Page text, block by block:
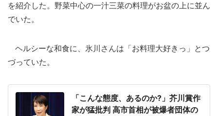
を紹介した。野菜中心の一汁三菜の料理がお盆の上に並ん
でいた。
ヘルシーな和食に、氷川さんは「お料理大好きっ」とつ
づっていた。
「こんな態度、あるのか?」芥川賞作
家が猛批判 高市首相が被爆者団体の